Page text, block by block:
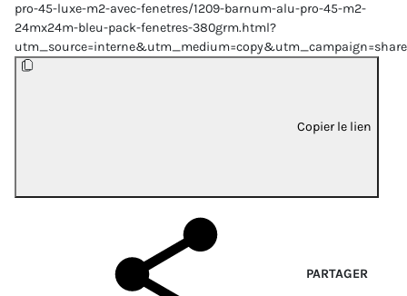
pro-45-luxe-m2-avec-fenetres/1209-barnum-alu-pro-45-m2-
24mx24m-bleu-pack-fenetres-380grm.html?
Copier le lien
PARTAGER